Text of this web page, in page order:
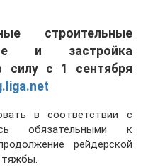
строительные
и застройка
силу с 1 сентября
в соответствии с
обязательными к
рейдерской
тяжбы.